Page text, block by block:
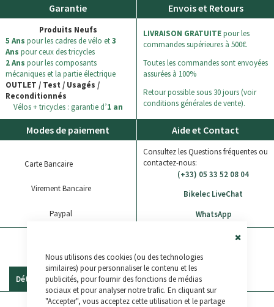
Nous utilisons des cookies (ou des technologies
similaires) pour personnaliser le contenu et les
publicités, pour fournir des fonctions de médias
sociaux et pour analyser notre trafic. En cliquant sur
"Accepter", vous acceptez cette utilisation et le partage
Garantie
Produits Neufs
5 Ans pour les cadres de vélo et3
Ans pour ceux des tricycles
2 Ans pour les composants
mécaniques et la partie électrique
OUTLET / Test / Usagés /
Reconditionnés
Vélos + tricycles : garantie d’1 an
Envois et Retours
LIVRAISON GRATUITEpour les
commandes supérieures à 500€.
Toutes les commandes sont envoyées
assurées à 100%
Retour possible sous 30 jours (voir
conditions générales de vente).
Modes de paiement
Carte Bancaire
Virement Bancaire
Paypal
Aide et Contact
Consultez les Questions fréquentes ou
contactez-nous:
(+33) 05 33 52 08 04
Bikelec LiveChat
WhatsApp
Détails Commentaires